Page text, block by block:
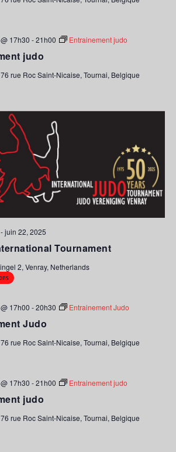
judo
17h30 -21h00 Entrainement judo
76 rue Roc Saint-Nicaise, Tournai, Belgique
Tournament
-juin 22, 2025
2, Venray, Netherlands
Judo
17h00 -20h30 Entrainement Judo
76 rue Roc Saint-Nicaise, Tournai, Belgique
judo
17h30 -21h00 Entrainement judo
76 rue Roc Saint-Nicaise, Tournai, Belgique